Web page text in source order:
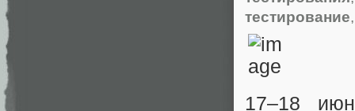
тестирование
17–18